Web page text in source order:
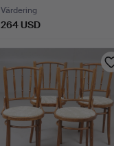
Värdering
264 USD